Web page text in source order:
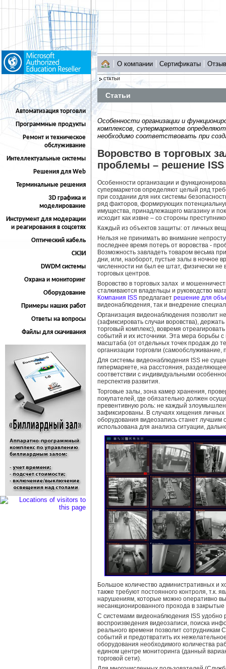
Автоматизация торговли
Программные продукты
Ремонт и техническое
обслуживание
Интеллектуальные системы
Решения для Web
Терминальные решения
3D графика и
моделирование
Инструмент для модерации
и реагирования в соцсетях
Оптический кабель
СКЗИ
DWDM системы
Охрана и мониторинг
Оборудование
Примеры наших работ
Ответы на вопросы
Файлы для скачивания
О компании Сертификаты
СТАТЬИ
Статьи
Особенности организации и
комплексов, супермаркетов
необходимо соответствовать при
Воровство в торговых
проблемы – решение ISS
Особенности организации и
супермаркетов определяют целый ряд
при создании для них системы
ряд факторов, формирующих
имущества, принадлежащего магазину и
исходит как извне – со стороны
Каждый из объектов защиты: от личных
Нельзя не принимать во внимание
последнее время потерь от воровства -
Возможность завладеть товаром весьма
дни, или, наоборот, пустые залы в ночное
численности ни был ее штат, физически не
торговых центров.
Воровство в торговых залах и
сталкиваются владельцы и руководство
Компания ISS предлагает решение для
видеонаблюдения, так и внедрение
Организация видеонаблюдения позволит
(зафиксировать случаи воровства),
торговый комплекс), вовремя
событий и их источники. Эта мера борьбы
масштаба (от отдельных точек продаж до
организации торговли (самообслуживание,
Для системы видеонаблюдения ISS не
гипермаркете, на расстояния,
соответствии с индивидуальными
перспектив развития.
Торговые залы, зона камер хранения,
покупателей, где обязательно должен
превентивную роль: не каждый
зафиксированы. В случаях хищения личных
оборудования видеозапись станет лучшим
использована для анализа ситуации,
Большое количество административных и
также требуют постоянного контроля, т.к.
нарушениям, которые можно оперативно
несанкционированного прохода в
С системами видеонаблюдения ISS удобно
воспроизведения видеозаписи, поиска
реального времени позволит сотрудникам
событий и предотвратить их
оборудования необходимого количества
едином центре мониторинга (данный
торговой сети).